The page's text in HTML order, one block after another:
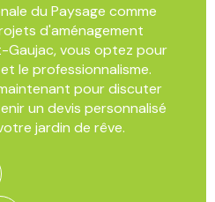
du Paysage comme
d'aménagement
vous optez pour
le professionnalisme.
pour discuter
un devis personnalisé
jardin de rêve.